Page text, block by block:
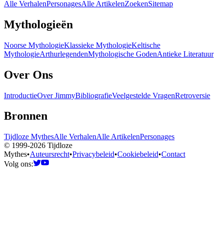
Alle VerhalenPersonagesAlle ArtikelenZoekenSitemap
Mythologieën
Noorse MythologieKlassieke MythologieKeltische
MythologieArthurlegendenMythologische GodenAntieke Literatuur
Over Ons
IntroductieOver JimmyBibliografieVeelgestelde VragenRetroversie
Bronnen
Tijdloze MythesAlle VerhalenAlle ArtikelenPersonages
© 1999-2026 Tijdloze
Mythes•Auteursrecht•Privacybeleid•Cookiebeleid•Contact
Volg ons: